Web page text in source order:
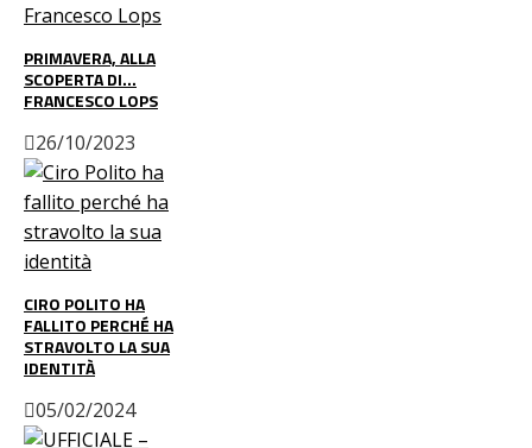
PRIMAVERA, ALLA
SCOPERTA DI…
FRANCESCO LOPS
26/10/2023
CIRO POLITO HA
FALLITO PERCHÉ HA
STRAVOLTO LA SUA
IDENTITÀ
05/02/2024